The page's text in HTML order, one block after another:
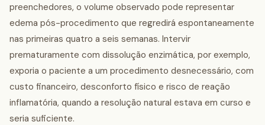
preenchedores, o volume observado pode representar
edema pós-procedimento que regredirá espontaneamente
nas primeiras quatro a seis semanas. Intervir
prematuramente com dissolução enzimática, por exemplo,
exporia o paciente a um procedimento desnecessário, com
custo financeiro, desconforto físico e risco de reação
inflamatória, quando a resolução natural estava em curso e
seria suficiente.